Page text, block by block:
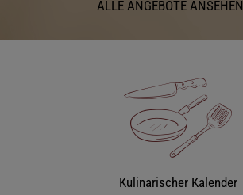
ALLE ANGEBOTE ANSEHEN
Kulinarischer Kalender